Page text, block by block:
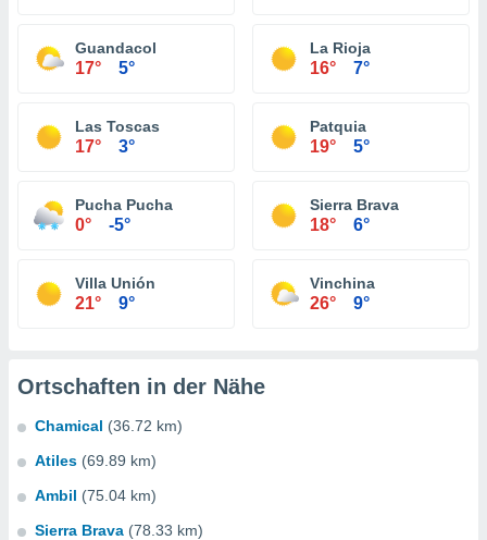
Guandacol
17° 5°
La Rioja
16° 7°
Las Toscas
17° 3°
Patquia
19° 5°
Pucha Pucha
0° -5°
Sierra Brava
18° 6°
Villa Unión
21° 9°
Vinchina
26° 9°
Ortschaften in der Nähe
Chamical (36.72 km)
Atiles (69.89 km)
Ambil (75.04 km)
Sierra Brava (78.33 km)